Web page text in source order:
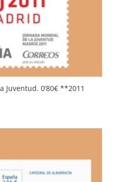
Juventud. 0’80€ **2011